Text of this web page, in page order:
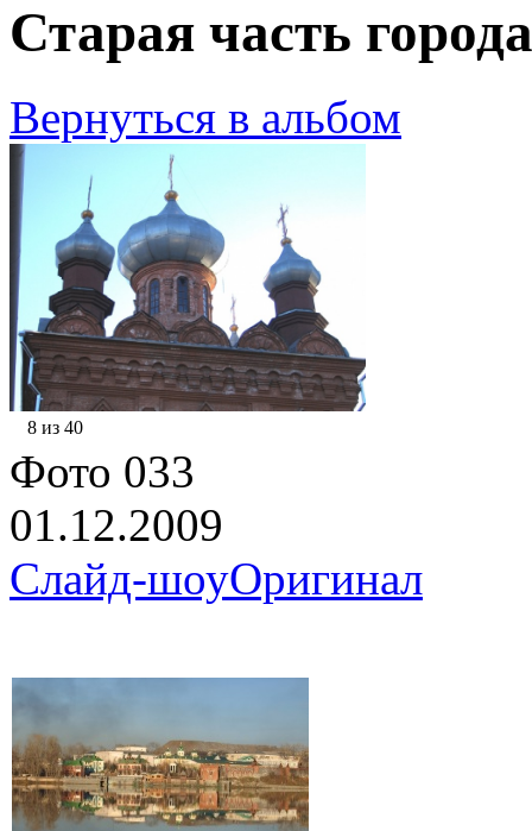
Старая часть
Вернуться в альбом
8 из 40
Фото 033
01.12.2009
Слайд-шоуОригинал